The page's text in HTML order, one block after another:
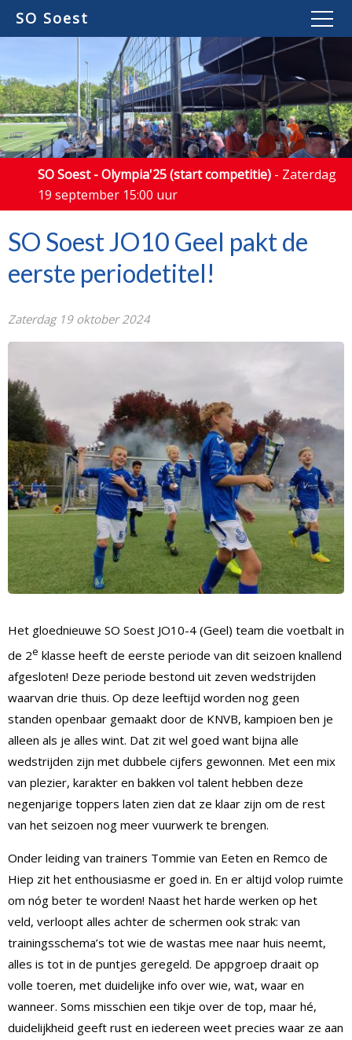
SO Soest
SO Soest - Olympia'25 (start competitie) - Zaterdag
19 september 15:00 uur
SO Soest JO10 Geel pakt de
eerste periodetitel!
Zaterdag 19 oktober 2024
Het gloednieuwe SO Soest JO10-4 (Geel) team die voetbalt in
de 2e klasse heeft de eerste periode van dit seizoen knallend
afgesloten! Deze periode bestond uit zeven wedstrijden
waarvan drie thuis. Op deze leeftijd worden nog geen
standen openbaar gemaakt door de KNVB, kampioen ben je
alleen als je alles wint. Dat zit wel goed want bijna alle
wedstrijden zijn met dubbele cijfers gewonnen. Met een mix
van plezier, karakter en bakken vol talent hebben deze
negenjarige toppers laten zien dat ze klaar zijn om de rest
van het seizoen nog meer vuurwerk te brengen.
Onder leiding van trainers Tommie van Eeten en Remco de
Hiep zit het enthousiasme er goed in. En er altijd volop ruimte
om nóg beter te worden! Naast het harde werken op het
veld, verloopt alles achter de schermen ook strak: van
trainingsschema’s tot wie de wastas mee naar huis neemt,
alles is tot in de puntjes geregeld. De appgroep draait op
volle toeren, met duidelijke info over wie, wat, waar en
wanneer. Soms misschien een tikje over de top, maar hé,
duidelijkheid geeft rust en iedereen weet precies waar ze aan